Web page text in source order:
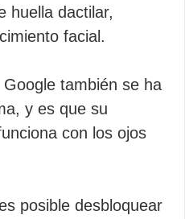
huella dactilar,
facial.
también se ha
y es que su
con los ojos
posible desbloquear